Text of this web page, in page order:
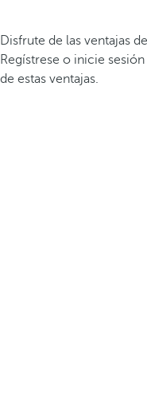
Disfrute de las ventajas
Regístrese o inicie
de estas ventajas.